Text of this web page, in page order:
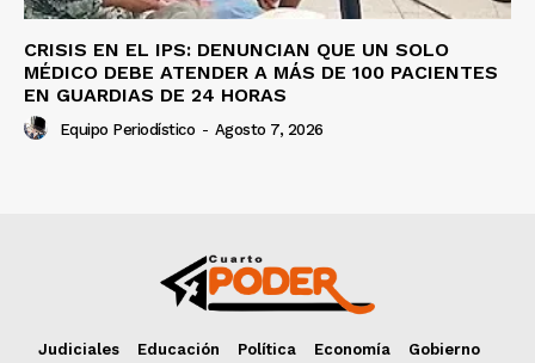
CRISIS EN EL IPS: DENUNCIAN QUE UN SOLO
MÉDICO DEBE ATENDER A MÁS DE 100 PACIENTES
EN GUARDIAS DE 24 HORAS
Equipo Periodístico - Agosto 7, 2026
Judiciales Educación Política Economía
Gobierno